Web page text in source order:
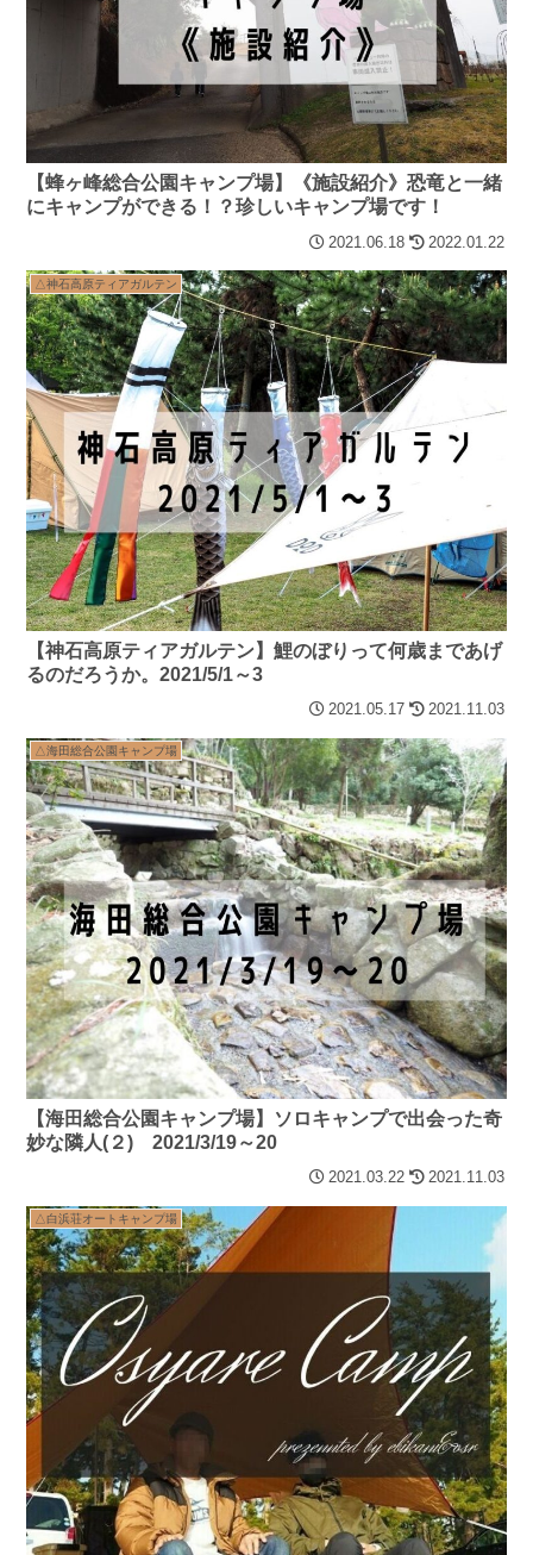
【蜂ヶ峰総合公園キャンプ場】《施設紹介》恐竜と一緒
にキャンプができる！？珍しいキャンプ場です！
2021.06.18 2022.01.22
△神石高原ティアガルテン
【神石高原ティアガルテン】鯉のぼりって何歳まであげ
るのだろうか。2021/5/1～3
2021.05.17 2021.11.03
△海田総合公園キャンプ場
【海田総合公園キャンプ場】ソロキャンプで出会った奇
妙な隣人(２) 2021/3/19～20
2021.03.22 2021.11.03
△白浜荘オートキャンプ場